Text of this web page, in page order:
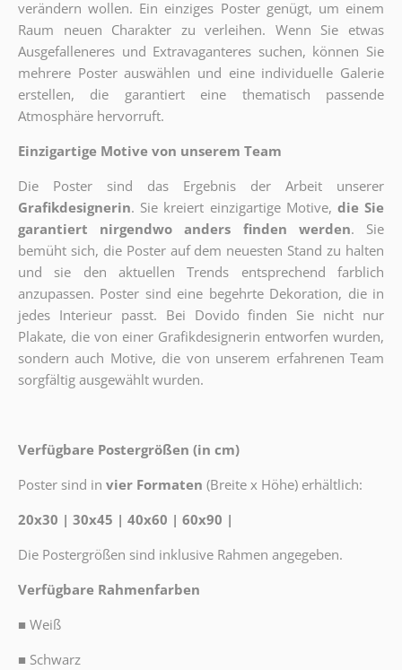
verändern wollen. Ein einziges Poster genügt, um einem
Raum neuen Charakter zu verleihen. Wenn Sie etwas
Ausgefalleneres und Extravaganteres suchen, können Sie
mehrere Poster auswählen und eine individuelle Galerie
erstellen, die garantiert eine thematisch passende
Atmosphäre hervorruft.
Einzigartige Motive von unserem Team
Die Poster sind das Ergebnis der Arbeit unserer
Grafikdesignerin. Sie kreiert einzigartige Motive, die Sie
garantiert nirgendwo anders finden werden. Sie
bemüht sich, die Poster auf dem neuesten Stand zu halten
und sie den aktuellen Trends entsprechend farblich
anzupassen. Poster sind eine begehrte Dekoration, die in
jedes Interieur passt. Bei Dovido finden Sie nicht nur
Plakate, die von einer Grafikdesignerin entworfen wurden,
sondern auch Motive, die von unserem erfahrenen Team
sorgfältig ausgewählt wurden.
Verfügbare Postergrößen (in cm)
Poster sind in vier Formaten (Breite x Höhe) erhältlich:
20x30 | 30x45 | 40x60 | 60x90 |
Die Postergrößen sind inklusive Rahmen angegeben.
Verfügbare Rahmenfarben
■ Weiß
■ Schwarz